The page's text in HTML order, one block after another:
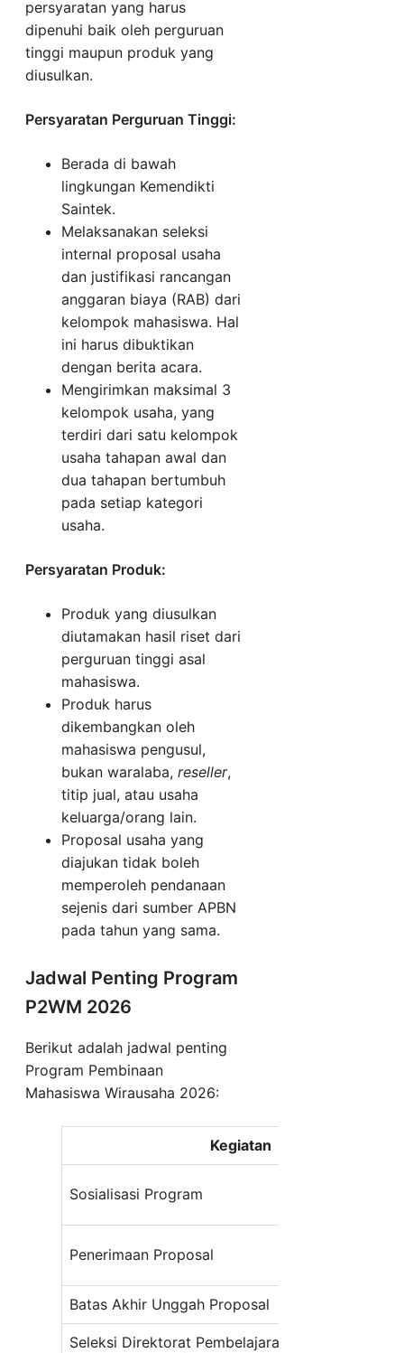
persyaratan yang harus
dipenuhi baik oleh perguruan
tinggi maupun produk yang
diusulkan.
Persyaratan Perguruan Tinggi:
Berada di bawah
lingkungan Kemendikti
Saintek.
Melaksanakan seleksi
internal proposal usaha
dan justifikasi rancangan
anggaran biaya (RAB) dari
kelompok mahasiswa. Hal
ini harus dibuktikan
dengan berita acara.
Mengirimkan maksimal 3
kelompok usaha, yang
terdiri dari satu kelompok
usaha tahapan awal dan
dua tahapan bertumbuh
pada setiap kategori
usaha.
Persyaratan Produk:
Produk yang diusulkan
diutamakan hasil riset dari
perguruan tinggi asal
mahasiswa.
Produk harus
dikembangkan oleh
mahasiswa pengusul,
bukan waralaba, reseller,
titip jual, atau usaha
keluarga/orang lain.
Proposal usaha yang
diajukan tidak boleh
memperoleh pendanaan
sejenis dari sumber APBN
pada tahun yang sama.
Jadwal Penting Program
P2WM 2026
Berikut adalah jadwal penting
Program Pembinaan
Mahasiswa Wirausaha 2026:
Kegiatan
Sosialisasi Program
Penerimaan Proposal
Batas Akhir Unggah Proposal
Seleksi Direktorat Pembelajaran dan